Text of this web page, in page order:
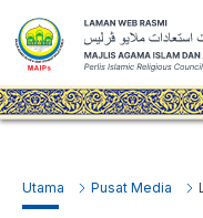
Utama Pusat Media